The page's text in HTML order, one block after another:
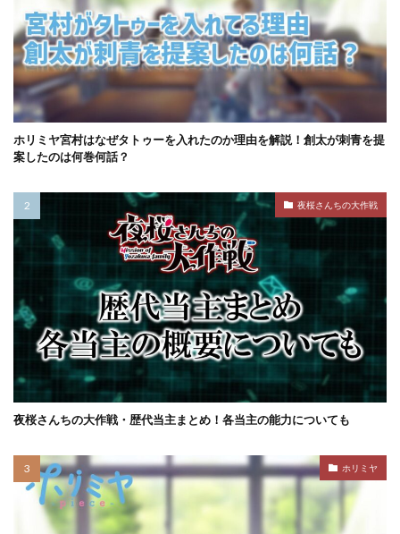
ホリミヤ宮村はなぜタトゥーを入れたのか理由を解説！創太が刺青を提
案したのは何巻何話？
夜桜さんちの大作戦
夜桜さんちの大作戦・歴代当主まとめ！各当主の能力についても
ホリミヤ